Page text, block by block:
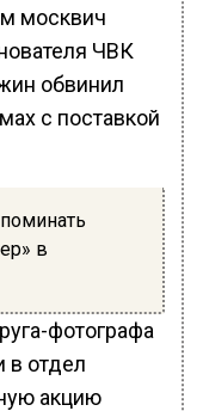
москвич
ЧВК
обвинил
с поставкой
в
фотографа
в отдел
акцию